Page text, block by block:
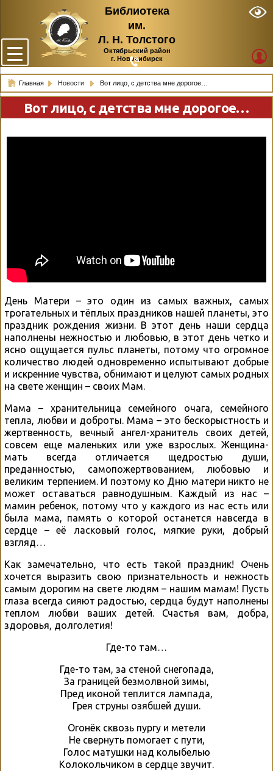
Библиотека
им.
Л. Н. Толстого
Октябрьский район
г. Новосибирск
Главная Новости Вот лицо, с детства мне дорогое…
Вот лицо, с детства мне дорогое…
День Матери – это один из самых важных, самых
трогательных и тёплых праздников нашей планеты, это
праздник рождения жизни. В этот день наши сердца
наполнены нежностью и любовью, в этот день четко и
ясно ощущается пульс планеты, потому что огромное
количество людей одновременно испытывают добрые
и искренние чувства, обнимают и целуют самых родных
на свете женщин – своих Мам.
Мама – хранительница семейного очага, семейного
тепла, любви и доброты. Мама – это бескорыстность и
жертвенность, вечный ангел-хранитель своих детей,
совсем еще маленьких или уже взрослых. Женщина-
мать всегда отличается щедростью души,
преданностью, самопожертвованием, любовью и
великим терпением. И поэтому ко Дню матери никто не
может оставаться равнодушным. Каждый из нас –
мамин ребенок, потому что у каждого из нас есть или
была мама, память о которой останется навсегда в
сердце – её ласковый голос, мягкие руки, добрый
взгляд…
Как замечательно, что есть такой праздник! Очень
хочется выразить свою признательность и нежность
самым дорогим на свете людям – нашим мамам! Пусть
глаза всегда сияют радостью, сердца будут наполнены
теплом любви ваших детей. Счастья вам, добра,
здоровья, долголетия!
Где-то там…
Где-то там, за стеной снегопада,
За границей безмолвной зимы,
Пред иконой теплится лампада,
Грея струны озябшей души.
Огонёк сквозь пургу и метели
Не свернуть помогает с пути,
Голос матушки над колыбелью
Колокольчиком в сердце звучит.